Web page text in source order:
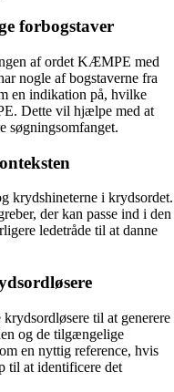
forbogstaver
af ordet KÆMPE med
nogle af bogstaverne fra
en indikation på, hvilke
Dette vil hjælpe med at
søgningsomfanget.
krydshineterne i krydsordet.
der kan passe ind i den
ledetråde til at danne
til at generere
og de tilgængelige
en nyttig reference, hvis
til at identificere det